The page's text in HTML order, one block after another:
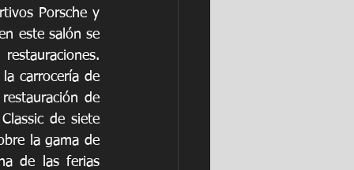
Porsche y
este salón se
carrocería de
de
de siete
la gama de
de las ferias